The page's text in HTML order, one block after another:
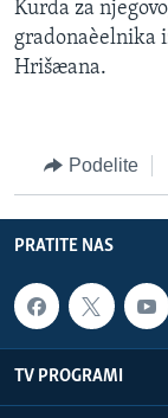
Kurda za
gradonaèelnika
Hrišæana.
Podelite
PRATITE NAS
TV PROGRAMI